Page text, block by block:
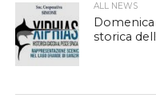
ALL NEWS
storica